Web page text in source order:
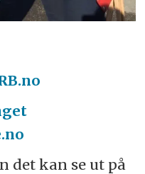
det kan se ut på